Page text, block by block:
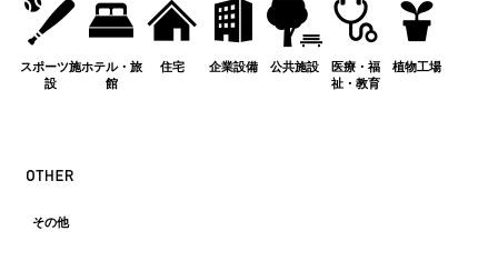
スポーツ施
設
ホテル・旅
館
住宅 企業設備 公共施設
医療・福
祉・教育
植物工場
その他